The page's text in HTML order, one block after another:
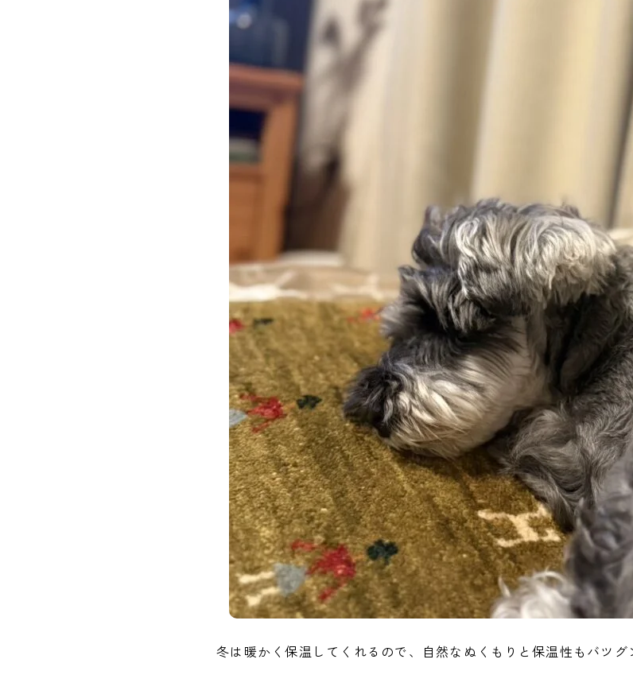
冬は暖かく保温してくれるので、自然なぬくもりと保温性もバツ